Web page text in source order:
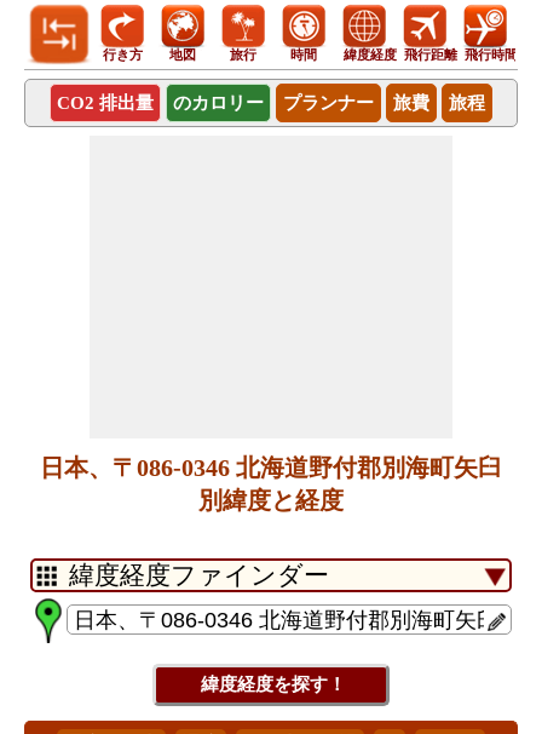
行き方 地図 旅行 時間 緯度経度 飛行距離 飛行時間
CO2 排出量 のカロリー プランナー 旅費 旅程
日本、〒086-0346 北海道野付郡別海町矢臼
別緯度と経度